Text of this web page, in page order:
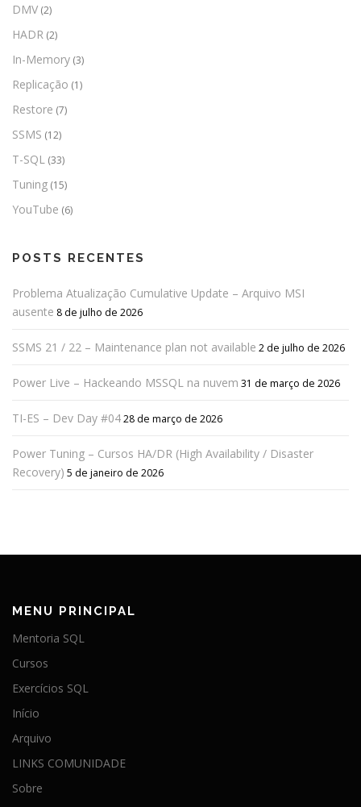
DMV (2)
HADR (2)
In-Memory (3)
Replicação (1)
Restore (7)
SSMS (12)
T-SQL (33)
Tuning (15)
YouTube (6)
POSTS RECENTES
Problema Atualização Cumulative Update – Arquivo MSI
ausente 8 de julho de 2026
SSMS 21 / 22 – Maintenance plan not available 2 de julho de 2026
Power Live – Hackeando MSSQL na nuvem 31 de março de 2026
TI-ES – Dev Day #0428 de março de 2026
Power Tuning – Cursos HA/DR (High Availability / Disaster
Recovery) 5 de janeiro de 2026
MENU PRINCIPAL
Mentoria SQL
Cursos
Exercícios SQL
Início
Arquivo
LINKS COMUNIDADE
Sobre